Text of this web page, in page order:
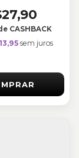
CASHBACK
sem juros